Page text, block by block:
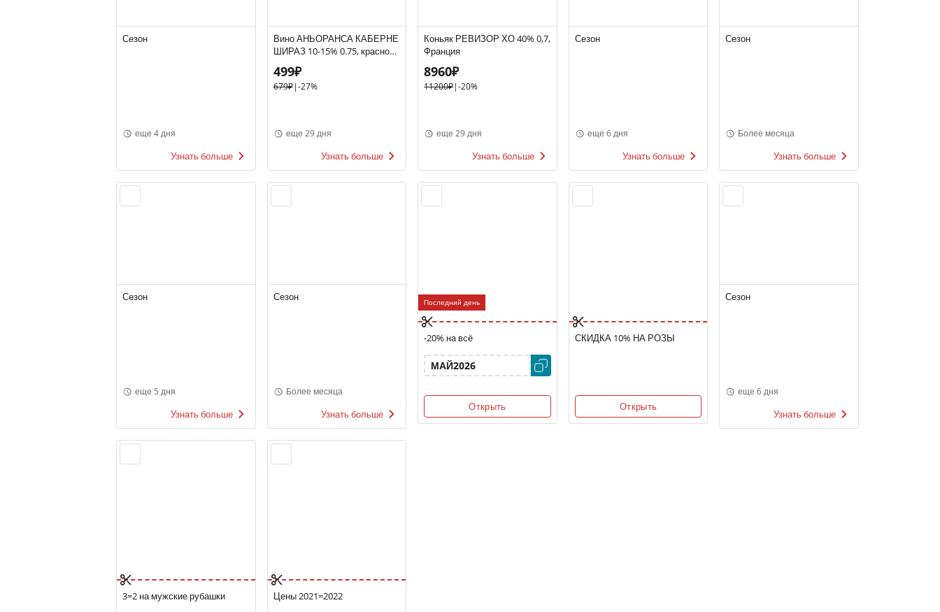
Сезон
еще 4 дня
Узнать больше
Вино АНЬОРАНСА КАБЕРНЕ
ШИРАЗ 10-15% 0.75, красное,
сухое, Испания
499₽
679₽|-27%
еще 29 дня
Узнать больше
Коньяк РЕВИЗОР ХО 40% 0,7,
Франция
8960₽
11200₽|-20%
еще 29 дня
Узнать больше
Сезон
еще 6 дня
Узнать больше
Сезон
Более месяца
Узнать больше
Сезон
еще 5 дня
Узнать больше
Сезон
Более месяца
Узнать больше
Последний день
-20% на всё
МАЙ2026
Открыть
СКИДКА 10% НА РОЗЫ
Открыть
Сезон
еще 6 дня
Узнать больше
3=2 на мужские рубашки Цены 2021=2022